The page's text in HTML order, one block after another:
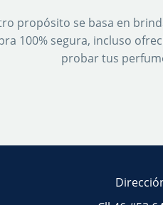
propósito se basa en
100% segura, incluso
probar tus